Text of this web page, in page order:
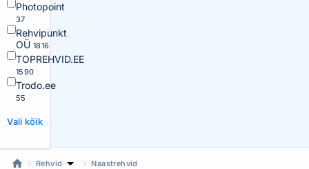
Photopoint
37
Rehvipunkt
OÜ 1816
TOPREHVID.EE
1590
Trodo.ee
55
Vali kõik
Rehvid Naastrehvid